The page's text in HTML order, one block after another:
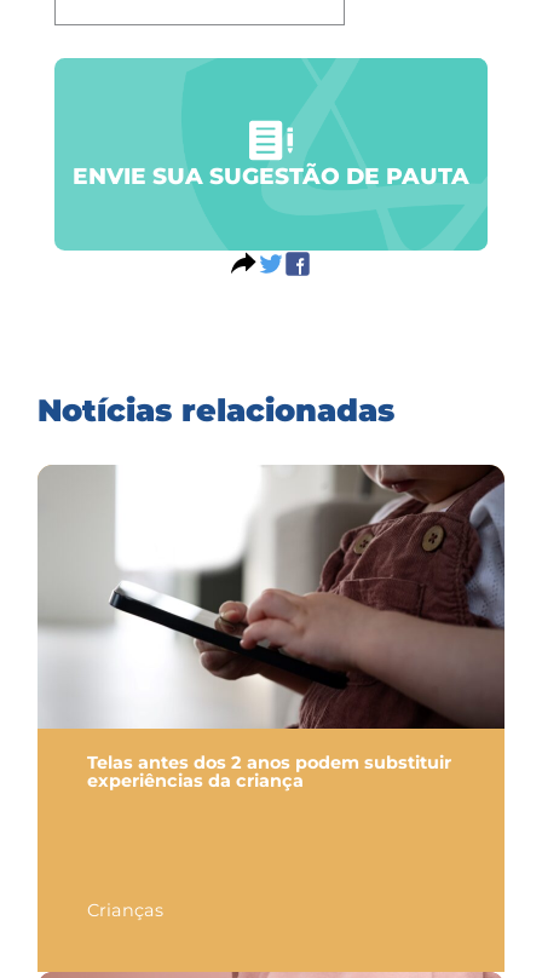
ENVIE SUA SUGESTÃO DE PAUTA
Notícias relacionadas
Telas antes dos 2 anos podem substituir
experiências da criança
Crianças